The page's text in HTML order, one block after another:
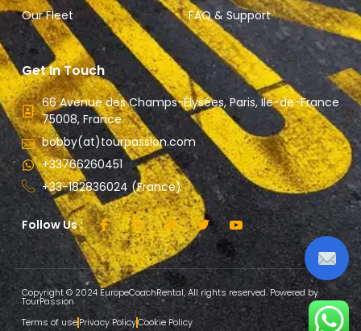
Our Fleet
FAQ & Support
Get In Touch
66 Avenue des Champs-Élysées, Paris, Ile-de-France
75008, France.
bobby(at)tourpassion.com
+33766260451
+33-182836024 (France)
Follow Us :
Copyright © 2024 EuropeCoachRental, All rights reserved. Powered by
TourPassion
Terms of usePrivacy PolicyCookie Policy